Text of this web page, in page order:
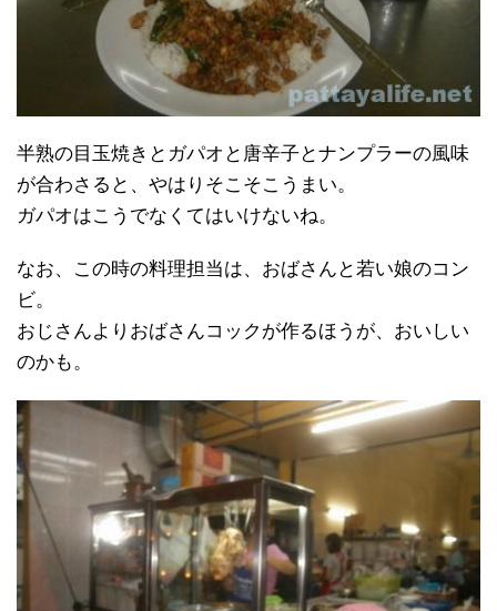
半熟の目玉焼きとガパオと唐辛子とナンプラーの風味
が合わさると、やはりそこそこうまい。
ガパオはこうでなくてはいけないね。
なお、この時の料理担当は、おばさんと若い娘のコン
ビ。
おじさんよりおばさんコックが作るほうが、おいしい
のかも。